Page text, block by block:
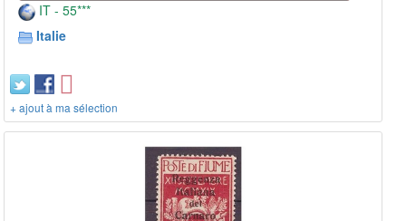
IT - 55***
Italie
+ ajout à ma sélection